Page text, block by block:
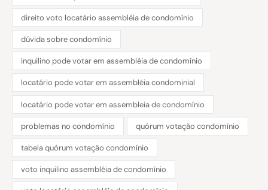
direito voto locatário assembléia de condomínio
dúvida sobre condomínio
inquilino pode votar em assembléia de condomínio
locatário pode votar em assembléia condominial
locatário pode votar em assembleia de condomínio
problemas no condomínio quórum votação condomínio
tabela quórum votação condomínio
voto inquilino assembléia de condomínio